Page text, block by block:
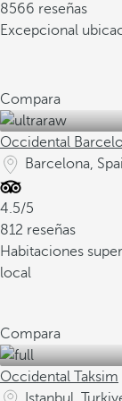
8566 reseñas
Excepcional
Compara
Occidental
Barcelona,
4.5/5
812 reseñas
Habitaciones
local
Compara
Occidental Taksim